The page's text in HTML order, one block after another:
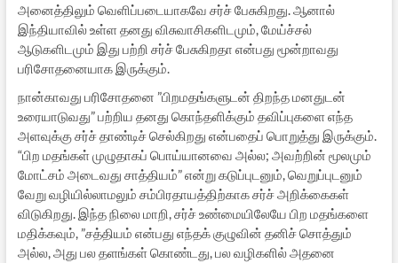
அனைத்திலும் வெளிப்படையாகவே சர்ச் பேசுகிறது. ஆனால்
இந்தியாவில் உள்ள தனது விசுவாசிகளிடமும், மேய்ச்சல்
ஆடுகளிடமும் இது பற்றி சர்ச் பேசுகிறதா என்பது மூன்றாவது
பரிசோதனையாக இருக்கும்.
நான்காவது பரிசோதனை ”பிறமதங்களுடன் திறந்த மனதுடன்
உரையாடுவது” பற்றிய தனது கொந்தளிக்கும் தவிப்புகளை எந்த
அளவுக்கு சர்ச் தாண்டிச் செல்கிறது என்பதைப் பொறுத்து இருக்கும்.
“பிற மதங்கள் முழுதாகப் பொய்யானவை அல்ல; அவற்றின் மூலமும்
மோட்சம் அடைவது சாத்தியம்” என்று கடுப்புடனும், வெறுப்புடனும்
வேறு வழியில்லாமலும் சம்பிரதாயத்திற்காக சர்ச் அறிக்கைகள்
விடுகிறது. இந்த நிலை மாறி, சர்ச் உண்மையிலேயே பிற மதங்களை
மதிக்கவும், ”சத்தியம் என்பது எந்தக் குழுவின் தனிச் சொத்தும்
அல்ல, அது பல தளங்கள் கொண்டது, பல வழிகளில் அதனை